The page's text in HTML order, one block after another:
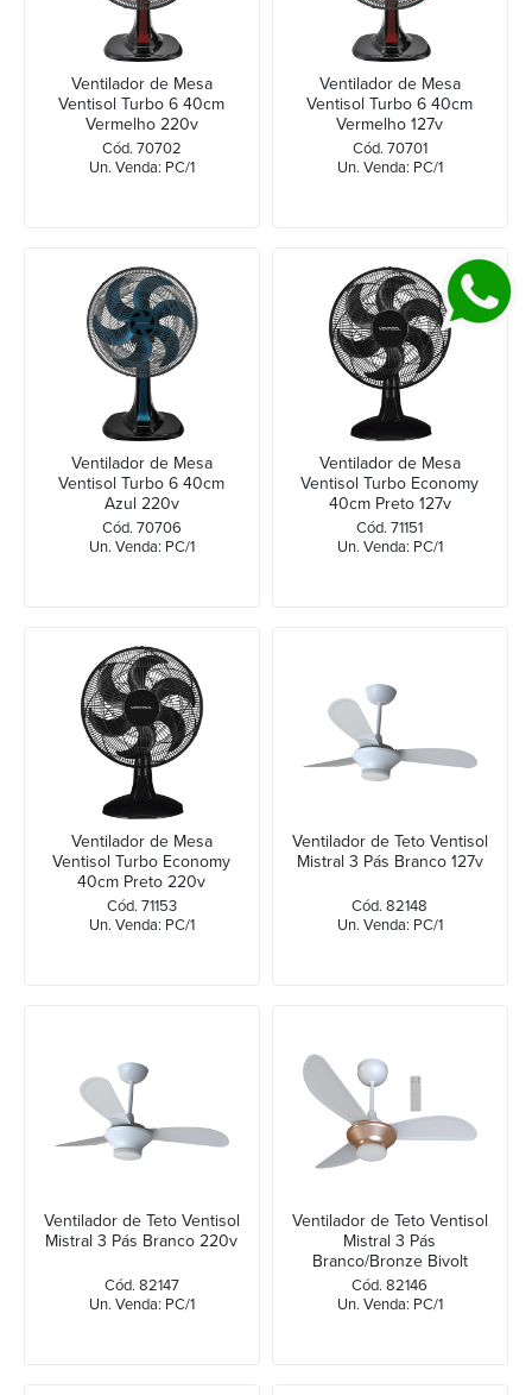
Ventilador de Mesa
Ventisol Turbo 6 40cm
Vermelho 220v
Cód. 70702
Un. Venda: PC/1
Ventilador de Mesa
Ventisol Turbo 6 40cm
Vermelho 127v
Cód. 70701
Un. Venda: PC/1
Ventilador de Mesa
Ventisol Turbo 6 40cm
Azul 220v
Cód. 70706
Un. Venda: PC/1
Ventilador de Mesa
Ventisol Turbo Economy
40cm Preto 127v
Cód. 71151
Un. Venda: PC/1
Ventilador de Mesa
Ventisol Turbo Economy
40cm Preto 220v
Cód. 71153
Un. Venda: PC/1
Ventilador de Teto Ventisol
Mistral 3 Pás Branco 127v
Cód. 82148
Un. Venda: PC/1
Ventilador de Teto Ventisol
Mistral 3 Pás Branco 220v
Cód. 82147
Un. Venda: PC/1
Ventilador de Teto Ventisol
Mistral 3 Pás
Branco/Bronze Bivolt
Cód. 82146
Un. Venda: PC/1